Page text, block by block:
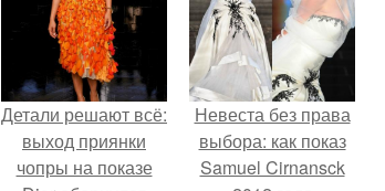
Детали решают всё:
выход приянки
чопры на показе
Невеста без права
выбора: как показ
Samuel Cirnansck